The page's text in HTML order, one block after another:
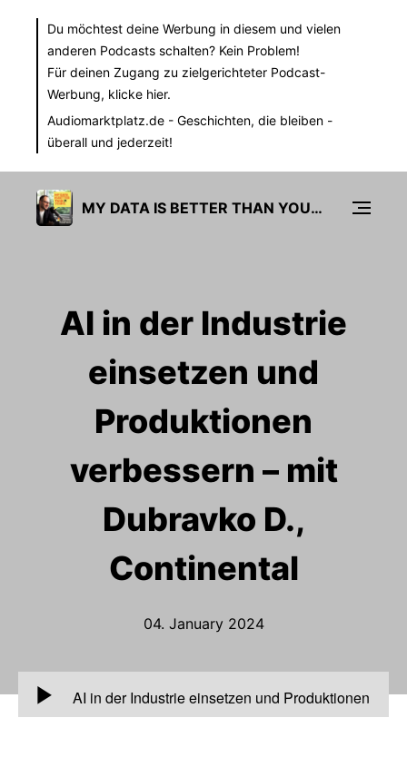
Du möchtest deine Werbung in diesem und vielen
anderen Podcasts schalten? Kein Problem!
Für deinen Zugang zu zielgerichteter Podcast-
Werbung, klicke hier.
Audiomarktplatz.de - Geschichten, die bleiben -
überall und jederzeit!
MY DATA IS BETTER THAN YOURS
AI in der Industrie
einsetzen und
Produktionen
verbessern – mit
Dubravko D.,
Continental
04. January 2024
00:00
AI in der Industrie einsetzen und Produktionen
verbessern – mit Dubravko D., Continental